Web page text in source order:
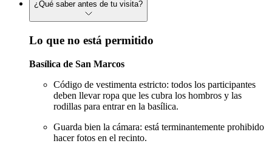
¿Qué saber antes de tu visita?
Lo que no está permitido
Basílica de San Marcos
Código de vestimenta estricto: todos los participantes
deben llevar ropa que les cubra los hombros y las
rodillas para entrar en la basílica.
Guarda bien la cámara: está terminantemente prohibido
hacer fotos en el recinto.